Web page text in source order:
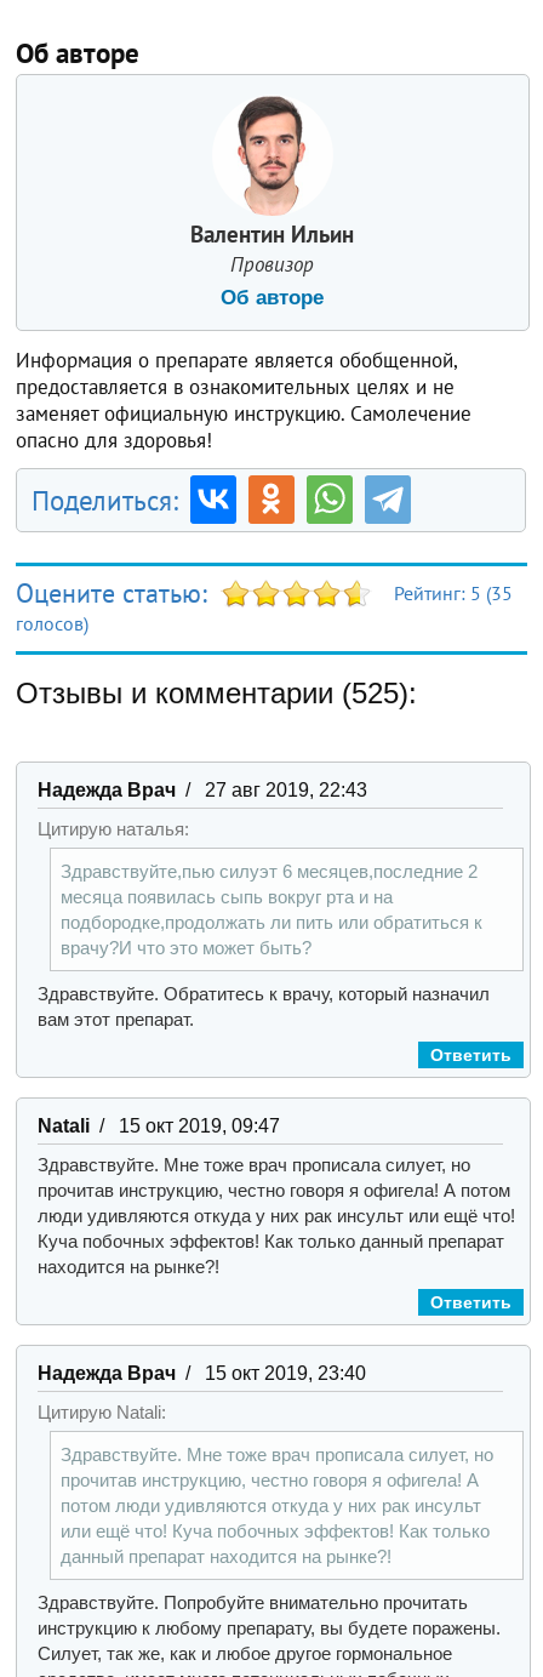
Об авторе
Валентин Ильин
Провизор
Об авторе
Информация о препарате является обобщенной,
предоставляется в ознакомительных целях и не
заменяет официальную инструкцию. Самолечение
опасно для здоровья!
Поделиться:
Оцените статью: Рейтинг: 5 (35
голосов)
Отзывы и комментарии (525):
Надежда Врач/ 27 авг 2019, 22:43
Цитирую наталья:
Здравствуйте,пью силуэт 6 месяцев,последние 2
месяца появилась сыпь вокруг рта и на
подбородке,продолжать ли пить или обратиться к
врачу?И что это может быть?
Здравствуйте. Обратитесь к врачу, который назначил
вам этот препарат.
Ответить
Natali/ 15 окт 2019, 09:47
Здравствуйте. Мне тоже врач прописала силует, но
прочитав инструкцию, честно говоря я офигела! А потом
люди удивляются откуда у них рак инсульт или ещё что!
Куча побочных эффектов! Как только данный препарат
находится на рынке?!
Ответить
Надежда Врач/ 15 окт 2019, 23:40
Цитирую Natali:
Здравствуйте. Мне тоже врач прописала силует, но
прочитав инструкцию, честно говоря я офигела! А
потом люди удивляются откуда у них рак инсульт
или ещё что! Куча побочных эффектов! Как только
данный препарат находится на рынке?!
Здравствуйте. Попробуйте внимательно прочитать
инструкцию к любому препарату, вы будете поражены.
Силует, так же, как и любое другое гормональное